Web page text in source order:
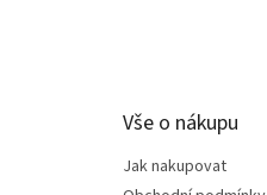
Vše o nákupu
Jak nakupovat